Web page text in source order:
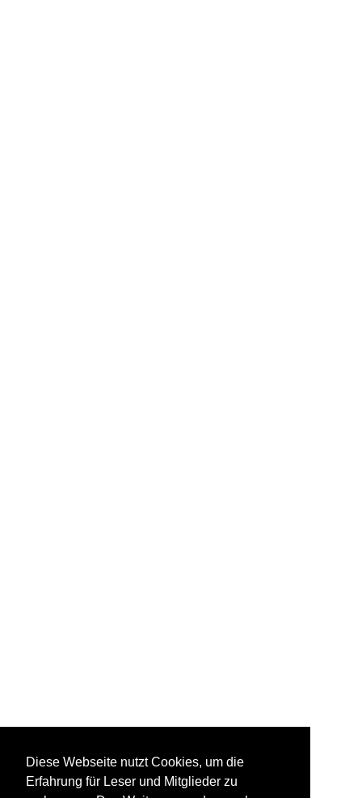
Diese Webseite nutzt Cookies, um die
Erfahrung für Leser und Mitglieder zu